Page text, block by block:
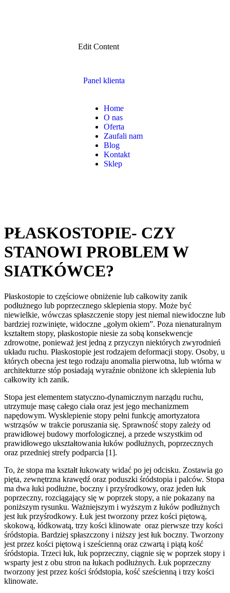
Edit Content
Panel klienta
Home
O nas
Oferta
Zaufali nam
Blog
Kontakt
Sklep
PŁASKOSTOPIE- CZY
STANOWI PROBLEM W
SIATKÓWCE?
Płaskostopie to częściowe obniżenie lub całkowity zanik
podłużnego lub poprzecznego sklepienia stopy. Może być
niewielkie, wówczas spłaszczenie stopy jest niemal niewidoczne lub
bardziej rozwinięte, widoczne „gołym okiem”. Poza nienaturalnym
kształtem stopy, płaskostopie niesie za sobą konsekwencje
zdrowotne, ponieważ jest jedną z przyczyn niektórych zwyrodnień
układu ruchu. Płaskostopie jest rodzajem deformacji stopy. Osoby, u
których obecna jest tego rodzaju anomalia pierwotna, lub wtórna w
architekturze stóp posiadają wyraźnie obniżone ich sklepienia lub
całkowity ich zanik.
Stopa jest elementem statyczno-dynamicznym narządu ruchu,
utrzymuje masę całego ciała oraz jest jego mechanizmem
napędowym. Wysklepienie stopy pełni funkcję amortyzatora
wstrząsów w trakcie poruszania się. Sprawność stopy zależy od
prawidłowej budowy morfologicznej, a przede wszystkim od
prawidłowego ukształtowania łuków podłużnych, poprzecznych
oraz przedniej strefy podparcia [1].
To, że stopa ma kształt łukowaty widać po jej odcisku. Zostawia go
pięta, zewnętrzna krawędź oraz poduszki śródstopia i palców. Stopa
ma dwa łuki podłużne, boczny i przyśrodkowy, oraz jeden łuk
poprzeczny, rozciągający się w poprzek stopy, a nie pokazany na
poniższym rysunku. Ważniejszym i wyższym z łuków podłużnych
jest łuk przyśrodkowy. Łuk jest tworzony przez kości piętową,
skokową, łódkowatą, trzy kości klinowate oraz pierwsze trzy kości
śródstopia. Bardziej spłaszczony i niższy jest łuk boczny. Tworzony
jest przez kości piętową i sześcienną oraz czwartą i piątą kość
śródstopia. Trzeci łuk, łuk poprzeczny, ciągnie się w poprzek stopy i
wsparty jest z obu stron na łukach podłużnych. Łuk poprzeczny
tworzony jest przez kości śródstopia, kość sześcienną i trzy kości
klinowate.